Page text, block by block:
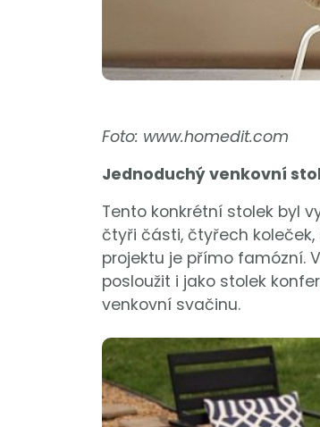
Foto: www.homedit.com
Jednoduchý venkovní
Tento konkrétní stolek byl
čtyři části, čtyřech
projektu je přímo famózní.
posloužit i jako stolek
venkovní svačinu.